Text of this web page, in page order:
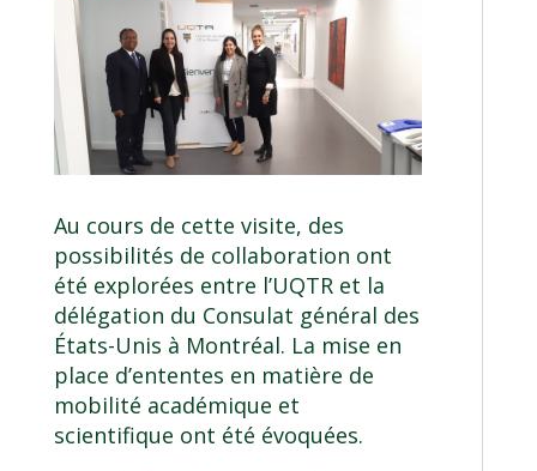
Au cours de cette visite, des
possibilités de collaboration ont
été explorées entre l’UQTR et la
délégation du Consulat général des
États-Unis à Montréal. La mise en
place d’ententes en matière de
mobilité académique et
scientifique ont été évoquées.